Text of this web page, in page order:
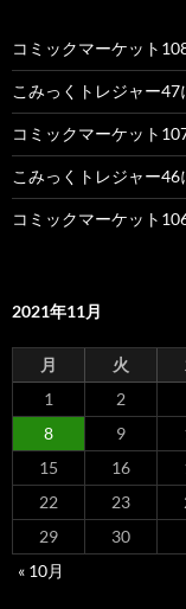
コミックマーケット
こみっくトレジャー47
コミックマーケット
こみっくトレジャー46
コミックマーケット
2021年11月
月 火
1
2
8
9
15
16
22
23
29
30
« 10月